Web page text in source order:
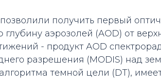
получить первый
аэрозолей (AOD) от
- продукт AOD
разрешения (MODIS) над
темной цели (DT),